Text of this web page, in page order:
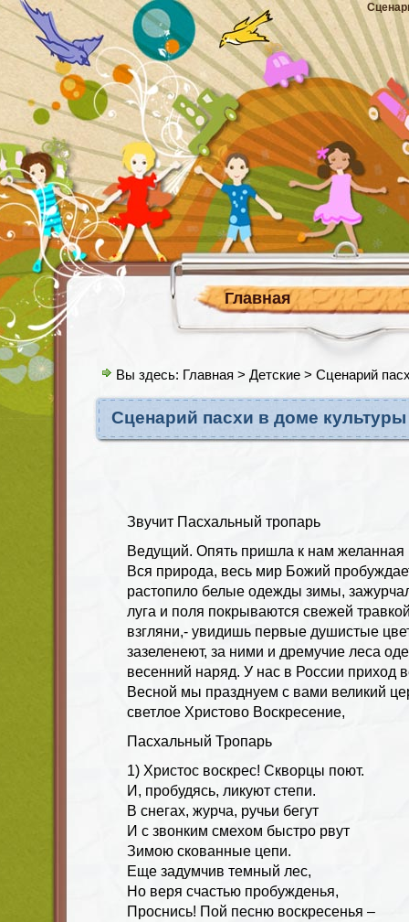
Главная
Вы здесь: Главная > Детские > Сценарий
Сценарий пасхи в доме культуры
Звучит Пасхальный тропарь
Ведущий. Опять пришла к нам желанная
Вся природа, весь мир Божий
растопило белые одежды зимы,
луга и поля покрываются свежей
взгляни,- увидишь первые душистые
зазеленеют, за ними и дремучие леса
весенний наряд. У нас в России приход
Весной мы празднуем с вами великий
светлое Христово Воскресение,
Пасхальный Тропарь
1) Христос воскрес! Скворцы поют.
И, пробудясь, ликуют степи.
В снегах, журча, ручьи бегут
И с звонким смехом быстро рвут
Зимою скованные цепи.
Еще задумчив темный лес,
Но веря счастью пробужденья,
Проснись! Пой песню воскресенья –